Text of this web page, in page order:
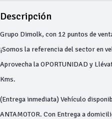
Descripción
Grupo Dimolk, con 12 puntos de
¡Somos la referencia del sector en
Aprovecha la OPORTUNIDAD y
Kms.
(Entrega inmediata) Vehículo
ANTAMOTOR. Con Entrega a